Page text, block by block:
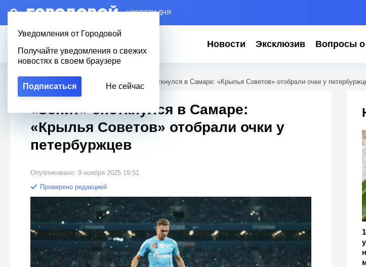
– НОВОСТИ ДНЯ
Уведомления от Городовой
Получайте уведомления о свежих
новостях в своем браузере
Подписаться Не сейчас
Новости Эксклюзив Вопросы о
Городовой Новости Петербурга «Зенит» споткнулся в Самаре: «Крылья Советов» отобрали очки у
«Зенит» споткнулся в Самаре:
«Крылья Советов» отобрали очки у
петербуржцев
Опубликовано: 9 ноября 2025 19:51
Проверено редакцией